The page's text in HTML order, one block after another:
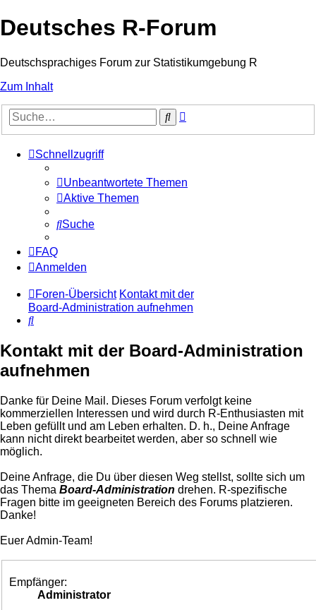
Deutsches R-Forum
Deutschsprachiges Forum zur Statistikumgebung R
Zum Inhalt
Suche
Schnellzugriff
Unbeantwortete Themen
Aktive Themen
Suche
FAQ
Anmelden
Foren-Übersicht Kontakt mit der
Board-Administration aufnehmen
Suche
Kontakt mit der Board-Administration
aufnehmen
Danke für Deine Mail. Dieses Forum verfolgt keine
kommerziellen Interessen und wird durch R-Enthusiasten mit
Leben gefüllt und am Leben erhalten. D. h., Deine Anfrage
kann nicht direkt bearbeitet werden, aber so schnell wie
möglich.
Deine Anfrage, die Du über diesen Weg stellst, sollte sich um
das Thema Board-Administration drehen. R-spezifische
Fragen bitte im geeigneten Bereich des Forums platzieren.
Danke!
Euer Admin-Team!
Empfänger:
Administrator